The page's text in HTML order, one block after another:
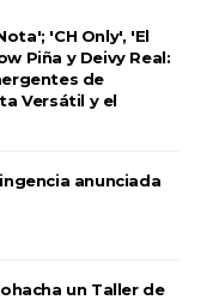
'CH Only', 'El
Piña y Deivy Real:
de
Versátil y el
anunciada
un Taller de